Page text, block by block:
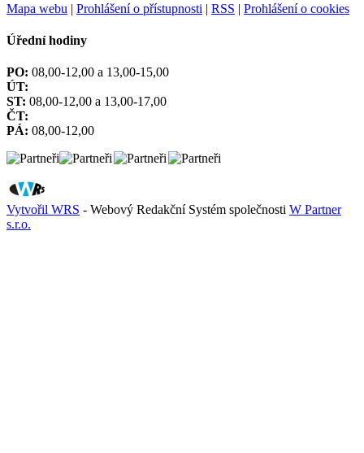
Mapa webu | Prohlášení o přístupnosti | RSS | Prohlášení o cookies
Úřední hodiny
PO: 08,00-12,00 a 13,00-15,00
ÚT:
ST: 08,00-12,00 a 13,00-17,00
ČT:
PÁ: 08,00-12,00
Vytvořil WRS - Webový Redakční Systém společnosti W Partner
s.r.o.